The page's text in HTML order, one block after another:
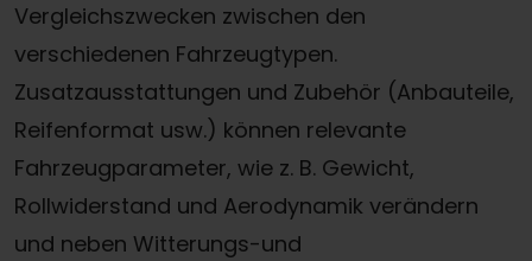
Vergleichszwecken zwischen den
verschiedenen Fahrzeugtypen.
Zusatzausstattungen und Zubehör (Anbauteile,
Reifenformat usw.) können relevante
Fahrzeugparameter, wie z. B. Gewicht,
Rollwiderstand und Aerodynamik verändern
und neben Witterungs-und